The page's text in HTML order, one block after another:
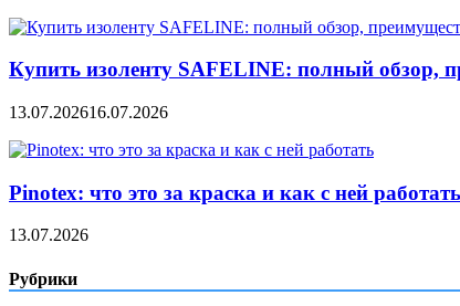
Купить изоленту SAFELINE: полный обзор,
13.07.202616.07.2026
Pinotex: что это за краска и как с ней работать
13.07.2026
Рубрики